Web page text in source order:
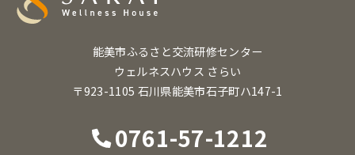
能美市ふるさと交流研修センター
ウェルネスハウス さらい
〒923-1105 石川県能美市石子町ハ147-1
0761-57-1212